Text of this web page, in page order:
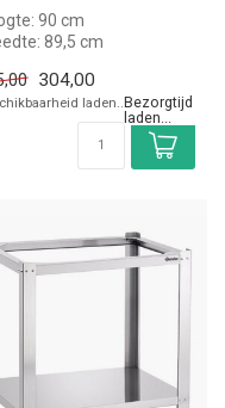
90 cm
89,5 cm
304,00